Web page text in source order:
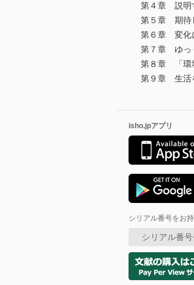
第４章 説明
第５章 期待
第６章 変化
第７章 ゆっ
第８章 「環
第９章 生活
isho.jpアプリ
シリアル番号をお
シリアル番